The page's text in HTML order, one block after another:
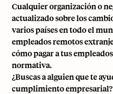
Cualquier organización o
actualizado sobre los
varios países en todo el
empleados remotos
cómo pagar a tus
normativa.
¿Buscas a alguien que te
cumplimiento